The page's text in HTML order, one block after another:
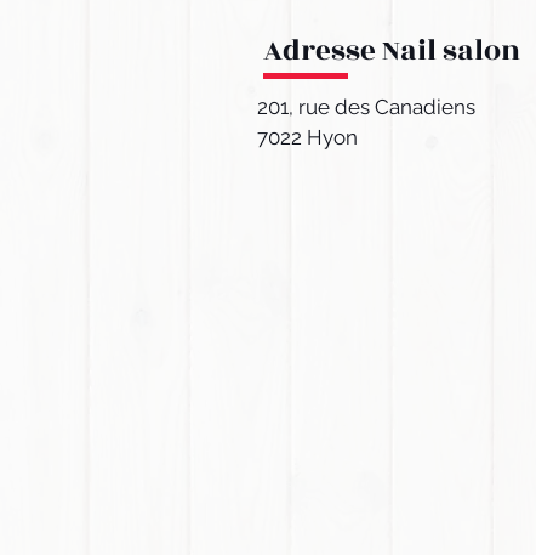
Adresse Nail salon
201, rue des Canadiens
7022 Hyon